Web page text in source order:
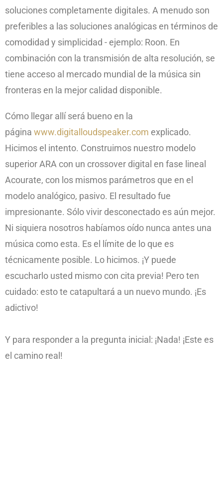
soluciones completamente digitales. A menudo son
preferibles a las soluciones analógicas en términos de
comodidad y simplicidad - ejemplo: Roon. En
combinación con la transmisión de alta resolución, se
tiene acceso al mercado mundial de la música sin
fronteras en la mejor calidad disponible.
Cómo llegar allí será bueno en la
página www.digitalloudspeaker.com explicado.
Hicimos el intento. Construimos nuestro modelo
superior ARA con un crossover digital en fase lineal
Acourate, con los mismos parámetros que en el
modelo analógico, pasivo. El resultado fue
impresionante. Sólo vivir desconectado es aún mejor.
Ni siquiera nosotros habíamos oído nunca antes una
música como esta. Es el límite de lo que es
técnicamente posible. Lo hicimos. ¡Y puede
escucharlo usted mismo con cita previa! Pero ten
cuidado: esto te catapultará a un nuevo mundo. ¡Es
adictivo!
Y para responder a la pregunta inicial: ¡Nada! ¡Este es
el camino real!